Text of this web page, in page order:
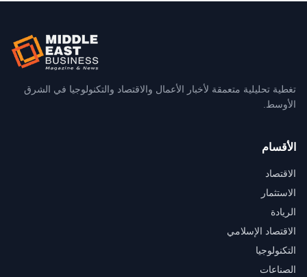
تغطية تحليلية متعمقة لأخبار الأعمال والاقتصاد والتكنولوجيا في الشرق
الأوسط.
الأقسام
الاقتصاد
الاستثمار
الريادة
الاقتصاد الإسلامي
التكنولوجيا
الصناعات